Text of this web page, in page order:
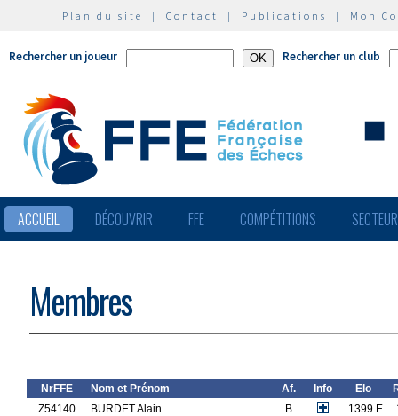
Plan du site | Contact | Publications | Mon
Rechercher un joueur Rechercher un club
ACCUEIL DÉCOUVRIR FFE COMPÉTITIONS
Membres
NrFFE Nom et Prénom Af. Info Elo
Z54140
BURDET Alain B 1399 E